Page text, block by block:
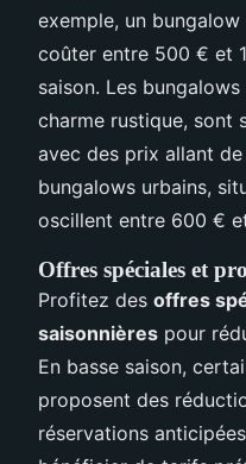
exemple, un
coûter entre 500 € et
saison. Les
charme rustique, sont
avec des prix allant
bungalows urbains,
oscillent entre 600 €
Offres spéciales et
Profitez des offres
saisonnières pour
En basse saison,
proposent des
réservations